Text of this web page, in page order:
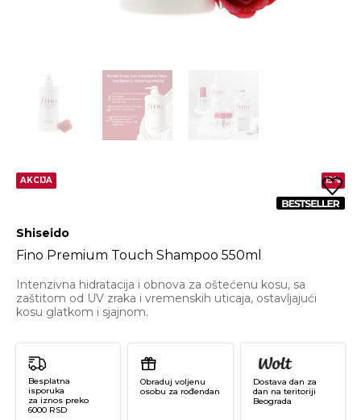
AKCIJA 15%
Shiseido
Fino Premium Touch Shampoo 550ml
Intenzivna hidratacija i obnova za oštećenu kosu, sa
zaštitom od UV zraka i vremenskih uticaja, ostavljajući
kosu glatkom i sjajnom.​
Besplatna
isporuka
za iznos preko
6000 RSD
Obraduj voljenu
osobu za rođendan
Dostava dan za
dan na teritoriji
Beograda